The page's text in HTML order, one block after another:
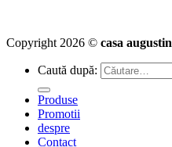
Copyright 2026 © casa augustin
Caută după:
Produse
Promotii
despre
Contact